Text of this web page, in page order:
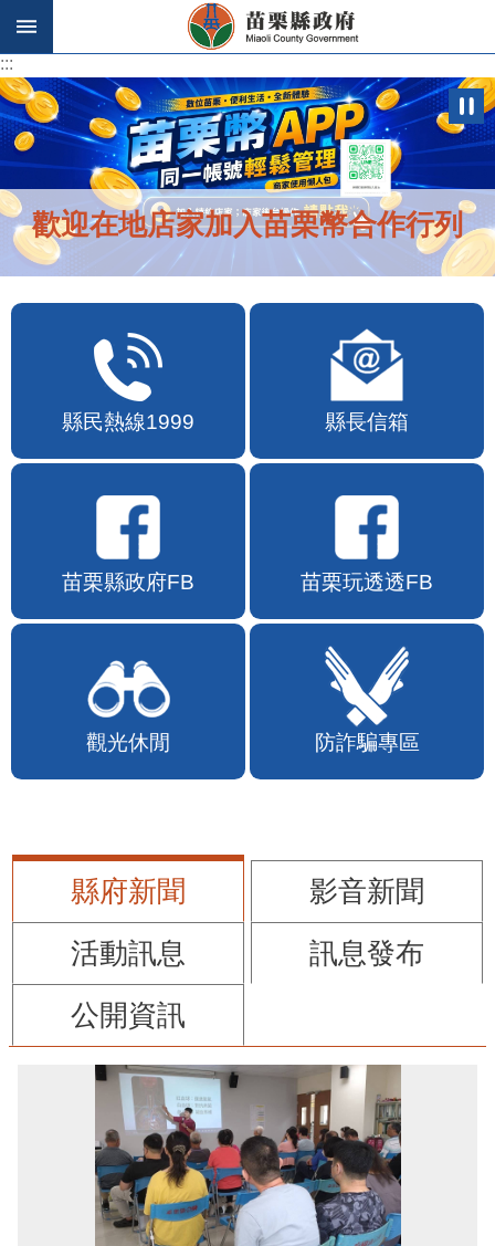
跳到主要內容區塊
:::
:::
歡迎在地店家加入苗栗幣合作行列
縣民熱線1999 縣長信箱
苗栗縣政府FB 苗栗玩透透FB
觀光休閒 防詐騙專區
縣府新聞
影音新聞
活動訊息
訊息發布
公開資訊